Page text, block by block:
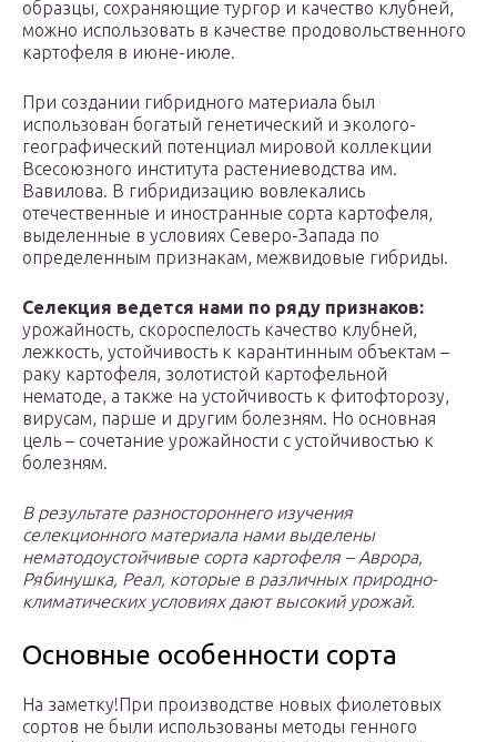
образцы, сохраняющие тургор и качество клубней,
можно использовать в качестве продовольственного
картофеля в июне-июле.
При создании гибридного материала был
использован богатый генетический и эколого-
географический потенциал мировой коллекции
Всесоюзного института растениеводства им.
Вавилова. В гибридизацию вовлекались
отечественные и иностранные сорта картофеля,
выделенные в условиях Северо-Запада по
определенным признакам, межвидовые гибриды.
Селекция ведется нами по ряду признаков:
урожайность, скороспелость качество клубней,
лежкость, устойчивость к карантинным объектам –
раку картофеля, золотистой картофельной
нематоде, а также на устойчивость к фитофторозу,
вирусам, парше и другим болезням. Но основная
цель – сочетание урожайности с устойчивостью к
болезням.
В результате разностороннего изучения
селекционного материала нами выделены
нематодоустойчивые сорта картофеля – Аврора,
Рябинушка, Реал, которые в различных природно-
климатических условиях дают высокий урожай.
Основные особенности сорта
На заметку!При производстве новых фиолетовых
сортов не были использованы методы генного